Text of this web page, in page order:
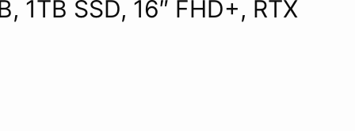
1TB SSD, 16″ FHD+, RTX